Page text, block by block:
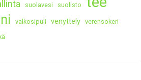
suolavesi suolisto
valkosipuli venyttely
verensokeri